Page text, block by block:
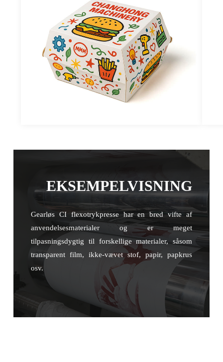
EKSEMPELVISNING
Gearløs CI flexotrykpresse har en bred vifte af
anvendelsesmaterialer og er meget
tilpasningsdygtig til forskellige materialer, såsom
transparent film, ikke-vævet stof, papir, papkrus
osv.